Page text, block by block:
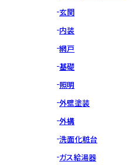
玄関
内装
網戸
基礎
照明
外壁塗装
外構
洗面化粧台
ガス給湯器